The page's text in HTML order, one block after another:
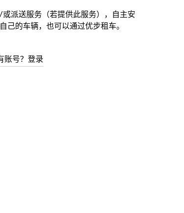
派送服务（若提供此服务），自主安
己的车辆，也可以通过优步租车。
账号？登录